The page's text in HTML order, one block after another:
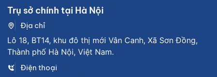
Trụ sở chính tại Hà Nội
Địa chỉ
Lô 18, BT14, khu đô thị mới Vân Canh, Xã Sơn Đồng,
Thành phố Hà Nội, Việt Nam.
Điện thoại